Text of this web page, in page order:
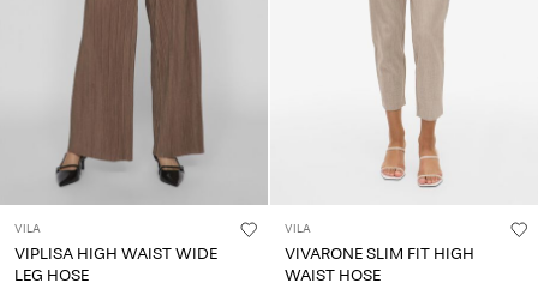
VILA
VIPLISA HIGH WAIST WIDE
LEG HOSE
VILA
VIVARONE SLIM FIT HIGH
WAIST HOSE